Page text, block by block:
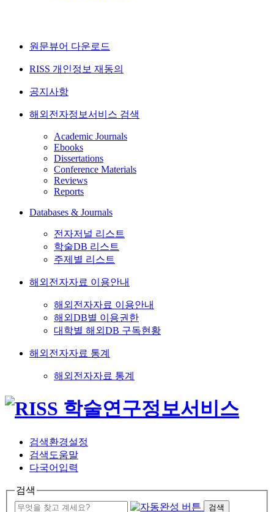
원문뷰어 다운로드
RISS 개인정보 재동의
공지사항
해외전자정보서비스 검색
Academic Journals
Ebooks
Dissertations
Conference Materials
Reviews
Reports
Databases & Journals
전자저널 리스트
학술DB 리스트
주제별 리스트
해외전자자료 이용안내
해외전자자료 이용안내
해외DB별 이용권한
대학별 해외DB 구독현황
해외전자자료 통계
해외전자자료 통계
검색환경설정
검색도움말
다국어입력
검색
검색